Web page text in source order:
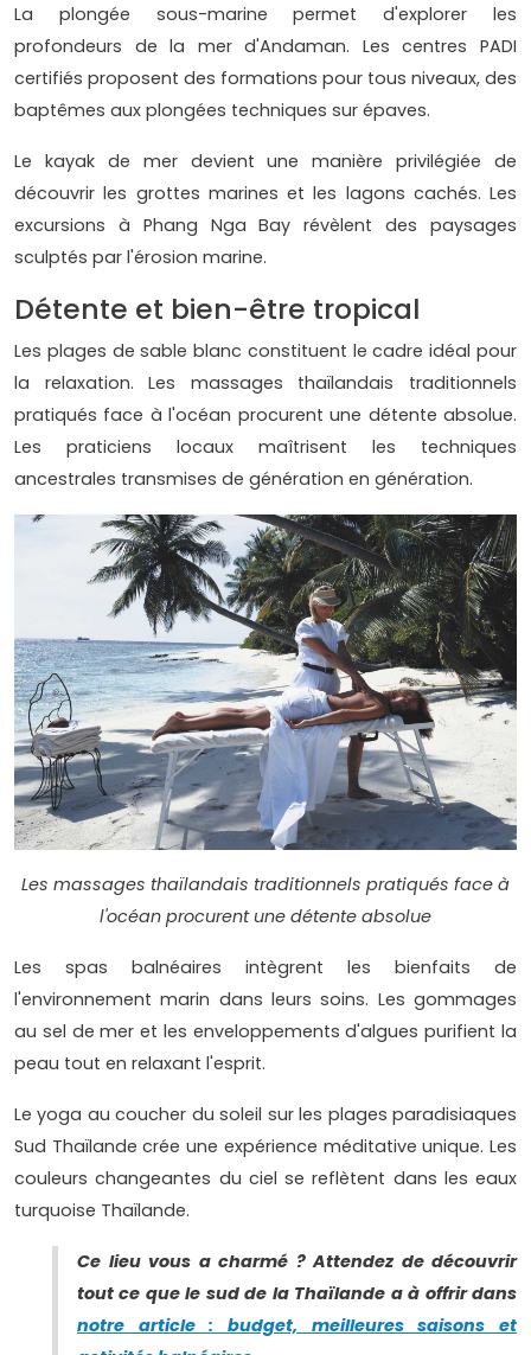
La plongée sous-marine permet d'explorer les
profondeurs de la mer d'Andaman. Les centres PADI
certifiés proposent des formations pour tous niveaux, des
baptêmes aux plongées techniques sur épaves.
Le kayak de mer devient une manière privilégiée de
découvrir les grottes marines et les lagons cachés. Les
excursions à Phang Nga Bay révèlent des paysages
sculptés par l'érosion marine.
Détente et bien-être tropical
Les plages de sable blanc constituent le cadre idéal pour
la relaxation. Les massages thaïlandais traditionnels
pratiqués face à l'océan procurent une détente absolue.
Les praticiens locaux maîtrisent les techniques
ancestrales transmises de génération en génération.
Les massages thaïlandais traditionnels pratiqués face à
l'océan procurent une détente absolue
Les spas balnéaires intègrent les bienfaits de
l'environnement marin dans leurs soins. Les gommages
au sel de mer et les enveloppements d'algues purifient la
peau tout en relaxant l'esprit.
Le yoga au coucher du soleil sur les plages paradisiaques
Sud Thaïlande crée une expérience méditative unique. Les
couleurs changeantes du ciel se reflètent dans les eaux
turquoise Thaïlande.
Ce lieu vous a charmé ? Attendez de découvrir
tout ce que le sud de la Thaïlande a à offrir dans
notre article : budget, meilleures saisons et